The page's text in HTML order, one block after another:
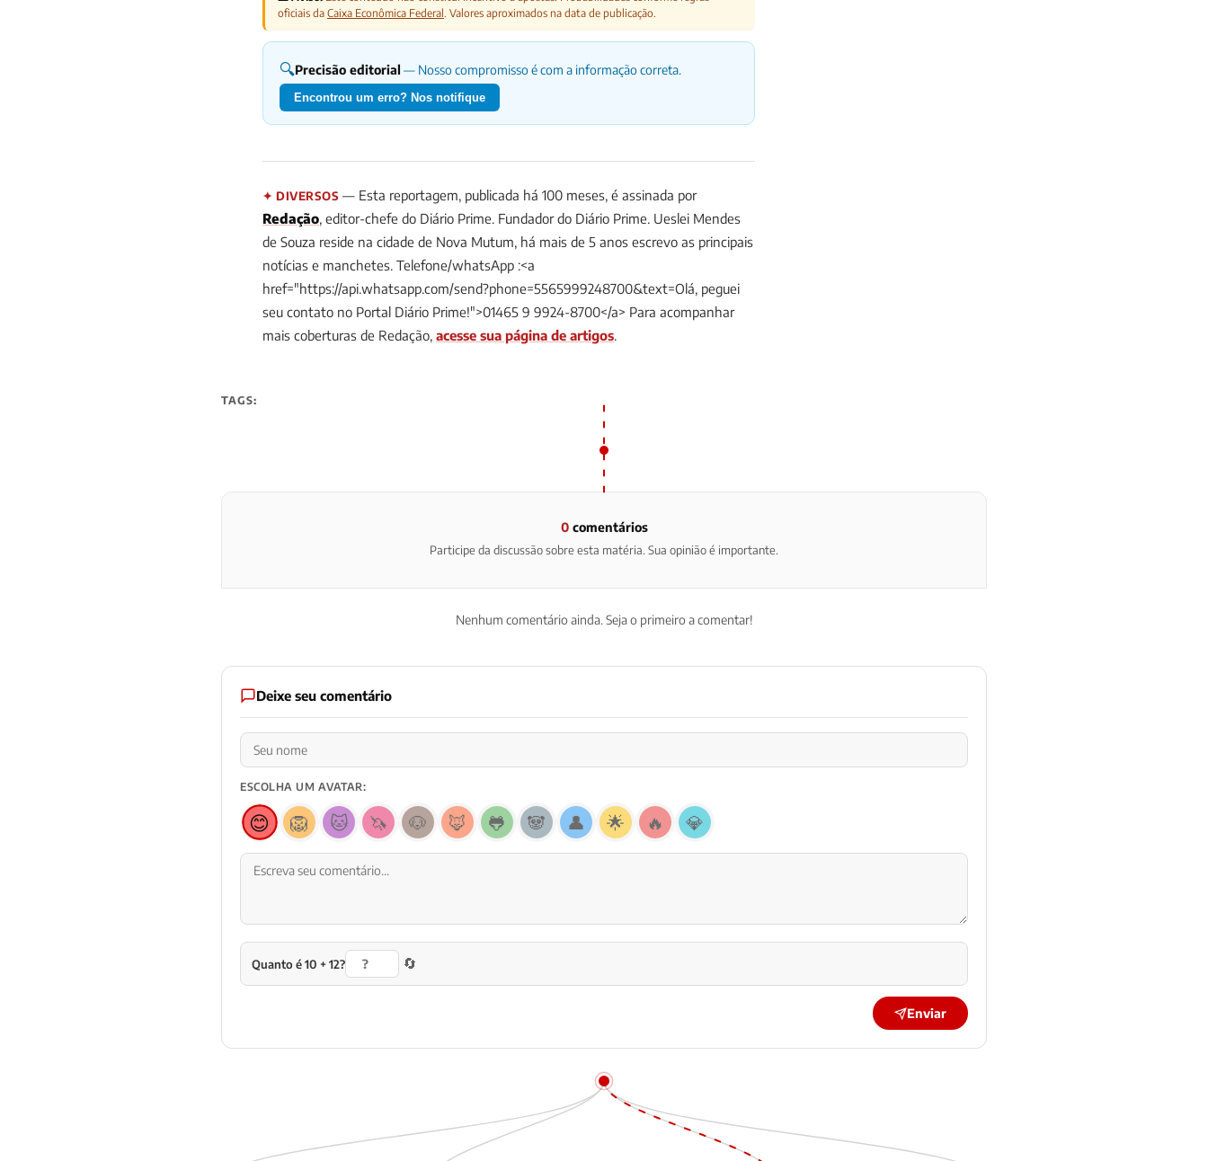
oficiais da Caixa Econômica Federal. Valores aproximados na data de publicação.
🔍Precisão editorial — Nosso compromisso é com a informação correta.
Encontrou um erro? Nos notifique
✦ DIVERSOS — Esta reportagem, publicada há 100 meses, é assinada por
Redação, editor-chefe do Diário Prime. Fundador do Diário Prime. Ueslei Mendes
de Souza reside na cidade de Nova Mutum, há mais de 5 anos escrevo as principais
notícias e manchetes. Telefone/whatsApp :<a
href="https://api.whatsapp.com/send?phone=5565999248700&text=Olá, peguei
seu contato no Portal Diário Prime!">01465 9 9924-8700</a> Para acompanhar
mais coberturas de Redação, acesse sua página de artigos.
TAGS:
0comentários
Participe da discussão sobre esta matéria. Sua opinião é importante.
Nenhum comentário ainda. Seja o primeiro a comentar!
Deixe seu comentário
ESCOLHA UM AVATAR:
😊 🦁 🐱 🦄 🐶 🦊 🐸 🐼 👤 🌟 🔥 💎
Quanto é 10 + 12? 🔄
Enviar